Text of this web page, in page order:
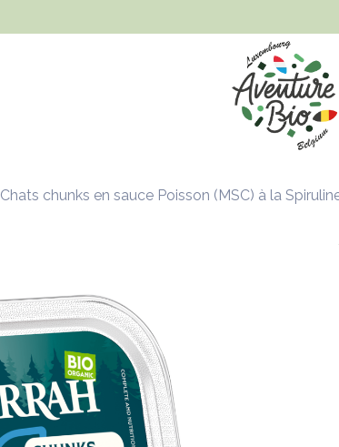
Chats chunks en sauce Poisson (MSC) à la